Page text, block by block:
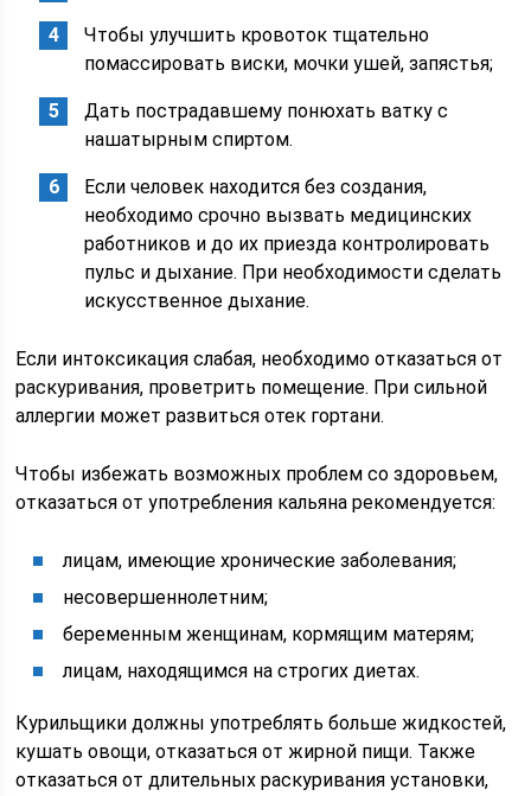
Чтобы улучшить кровоток тщательно
помассировать виски, мочки ушей, запястья;
Дать пострадавшему понюхать ватку с
нашатырным спиртом.
Если человек находится без создания,
необходимо срочно вызвать медицинских
работников и до их приезда контролировать
пульс и дыхание. При необходимости сделать
искусственное дыхание.
Если интоксикация слабая, необходимо отказаться от
раскуривания, проветрить помещение. При сильной
аллергии может развиться отек гортани.
Чтобы избежать возможных проблем со здоровьем,
отказаться от употребления кальяна рекомендуется:
лицам, имеющие хронические заболевания;
несовершеннолетним;
беременным женщинам, кормящим матерям;
лицам, находящимся на строгих диетах.
Курильщики должны употреблять больше жидкостей,
кушать овощи, отказаться от жирной пищи. Также
отказаться от длительных раскуривания установки,